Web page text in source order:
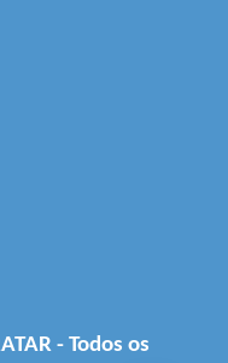
- Todos os